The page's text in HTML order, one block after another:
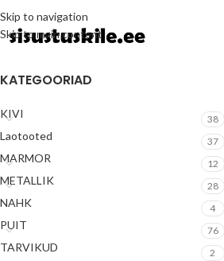
Skip to navigation
Skip to main content
KATEGOORIAD
KIVI 38
Laotooted 37
MARMOR 12
METALLIK 28
NAHK 4
PUIT 76
TARVIKUD 2